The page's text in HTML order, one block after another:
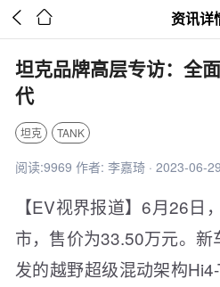
  资讯详
坦克品牌高层专访：全
代
坦克 TANK
阅读:9969 作者: 李嘉琦 · 2023-06-
【EV视界报道】6月26日
市，售价为33.50万元。
发的越野超级混动架构